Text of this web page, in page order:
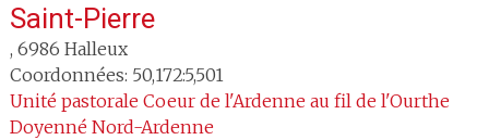
Saint-Pierre
, 6986 Halleux
Coordonnées: 50,172:5,501
Unité pastorale Coeur de l'Ardenne au fil de l'Ourthe
Doyenné Nord-Ardenne